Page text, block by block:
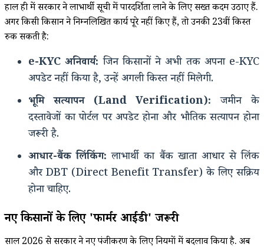
हाल ही में सरकार ने लाभार्थी सूची में पारदर्शिता लाने के लिए सख्त कदम उठाए हैं.
अगर किसी किसान ने निम्नलिखित कार्य पूरे नहीं किए हैं,तो उनकी 23वीं किस्त
रुक सकती है:
e-KYC अनिवार्य: जिन किसानों ने अभी तक अपना e-KYC
अपडेट नहीं किया है,उन्हें अगली किस्त नहीं मिलेगी.
भूमि सत्यापन (Land Verification): जमीन के
दस्तावेजों का पोर्टल पर अपडेट होना और भौतिक सत्यापन होना
जरूरी है.
आधार-बैंक लिंकिंग: लाभार्थी का बैंक खाता आधार से लिंक
और DBT (Direct Benefit Transfer) के लिए सक्रिय
होना चाहिए.
नए किसानों के लिए 'फार्मर आईडी' जरूरी
साल 2026 से सरकार ने नए पंजीकरण के लिए नियमों में बदलाव किया है. अब